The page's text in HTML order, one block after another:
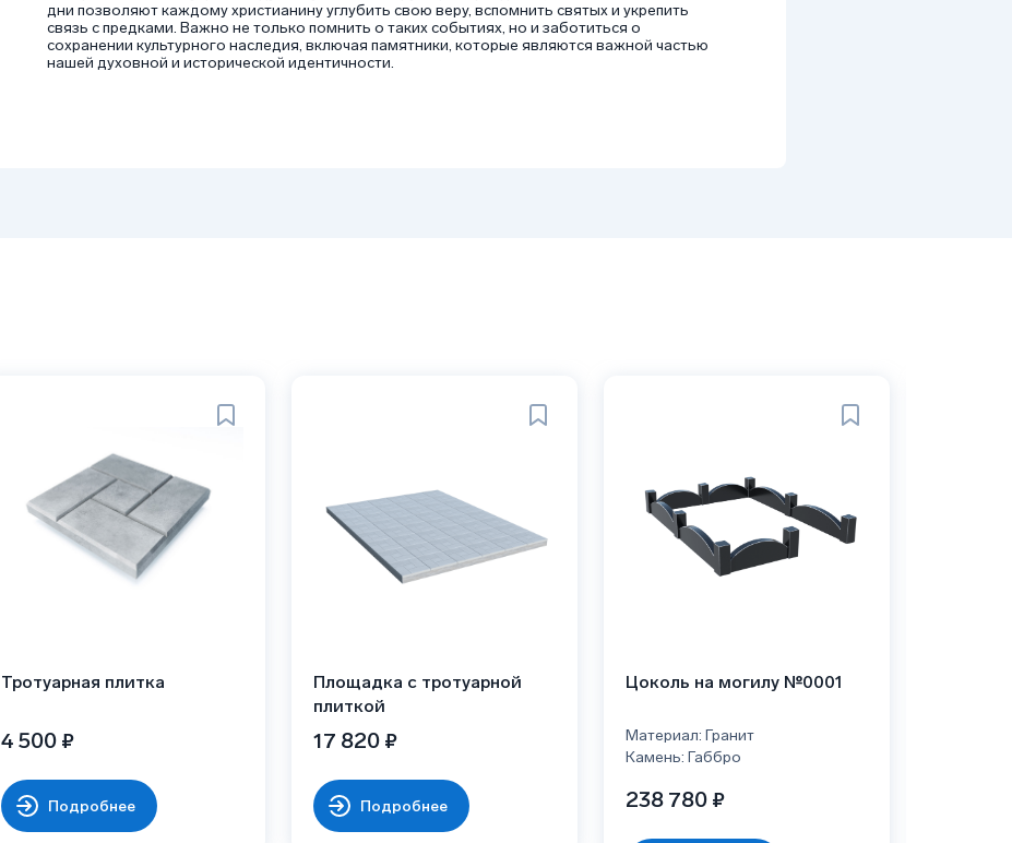
дни позволяют каждому христианину углубить свою веру, вспомнить святых и укрепить
связь с предками. Важно не только помнить о таких событиях, но и заботиться о
сохранении культурного наследия, включая памятники, которые являются важной частью
нашей духовной и исторической идентичности.
Тротуарная плитка
4 500 ₽
Подробнее
Площадка с тротуарной
плиткой
17 820 ₽
Подробнее
Цоколь на могилу №0001
Материал: Гранит
Камень: Габбро
238 780 ₽